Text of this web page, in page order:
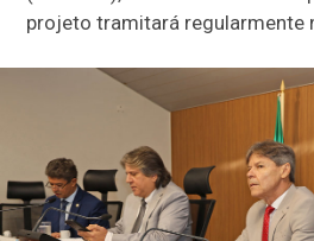
projeto tramitará regularmente